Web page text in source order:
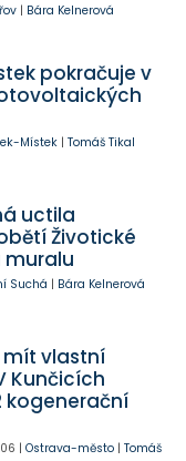
| Bára Kelnerová
pokračuje v
Místek| Tomáš Tikal
uctila
Životické
muralu
Suchá | Bára Kelnerová
mít vlastní
Kunčicích
kogenerační
| Ostrava-město| Tomáš